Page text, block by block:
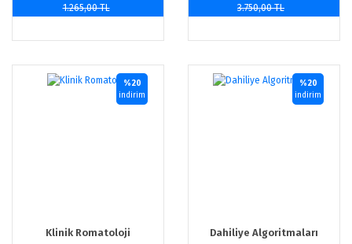
1.265,00 TL
3.750,00 TL
Klinik Romatoloji
%20
indirim
Dahiliye Algoritmaları
%20
indirim